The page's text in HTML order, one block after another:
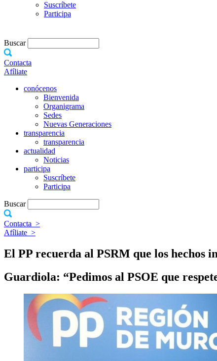
Suscríbete
Participa
Buscar
Contacta
Afíliate
conócenos
Bienvenida
Organigrama
Sedes
Nuevas Generaciones
transparencia
transparencia
actualidad
Noticias
participa
Suscríbete
Participa
Buscar
Contacta >
Afíliate >
El PP recuerda al PSRM que los hechos
Guardiola: “Pedimos al PSOE que